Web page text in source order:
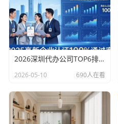
2026深圳代办公司TOP6排行：哪家注册财税口碑最好？
2026-05-10 690人在看